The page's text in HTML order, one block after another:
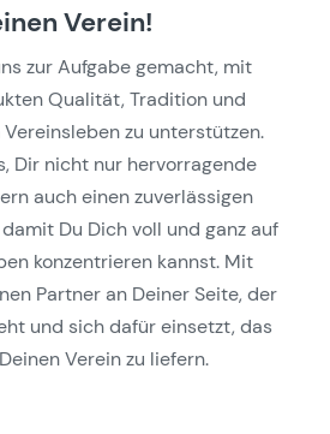
Verein!
zur Aufgabe gemacht, mit
Qualität, Tradition und
zu unterstützen.
Dir nicht nur hervorragende
auch einen zuverlässigen
Du Dich voll und ganz auf
konzentrieren kannst. Mit
Partner an Deiner Seite, der
und sich dafür einsetzt, das
Verein zu liefern.